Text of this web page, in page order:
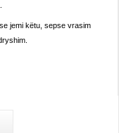
jemi këtu, sepse vrasim